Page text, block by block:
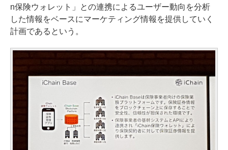
n保険ウォレット」との連携によるユーザー動向を分析
した情報をベースにマーケティング情報を提供していく
計画であるという。